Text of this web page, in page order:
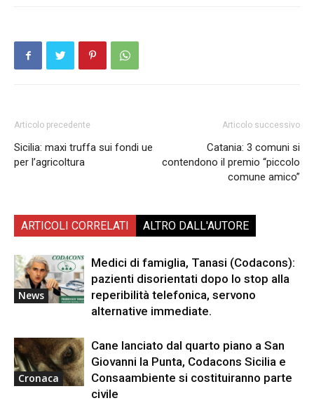
Articolo precedente
Sicilia: maxi truffa sui fondi ue
per l’agricoltura
Articolo successivo
Catania: 3 comuni si
contendono il premio “piccolo
comune amico”
ARTICOLI CORRELATI ALTRO DALL'AUTORE
News
Medici di famiglia, Tanasi (Codacons):
pazienti disorientati dopo lo stop alla
reperibilità telefonica, servono
alternative immediate.
Cronaca
Cane lanciato dal quarto piano a San
Giovanni la Punta, Codacons Sicilia e
Consaambiente si costituiranno parte
civile